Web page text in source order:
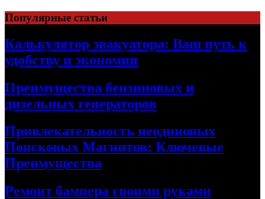
Skip
to
content
Популярные статьи
Калькулятор эвакуатора: Ваш путь к
удобству и экономии
Преимущества бензиновых и
дизельных генераторов
Привлекательность неодиновых
Поисковых Магнитов: Ключевые
Преимущества
Ремонт бампера своими руками